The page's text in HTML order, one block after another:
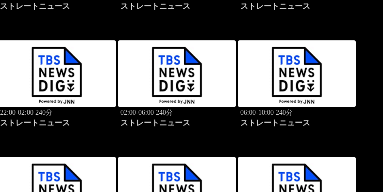
ストレートニュース ストレートニュース ストレートニュース
22:00-02:00 240分
ストレートニュース
02:00-06:00 240分
ストレートニュース
06:00-10:00 240分
ストレートニュース